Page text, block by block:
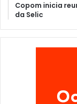
Copom inicia
da Selic